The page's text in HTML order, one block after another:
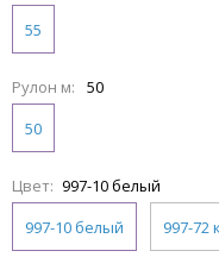
55
Рулон м:
50
50
Цвет: 997-10 белый
997-10 белый
997-72